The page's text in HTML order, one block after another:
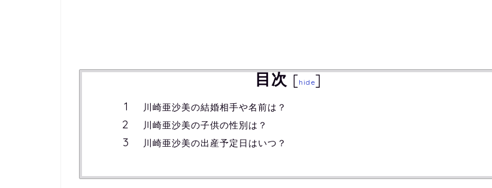
目次 [hide]
川崎亜沙美の結婚相手や名前は？
川崎亜沙美の子供の性別は？
川崎亜沙美の出産予定日はいつ？